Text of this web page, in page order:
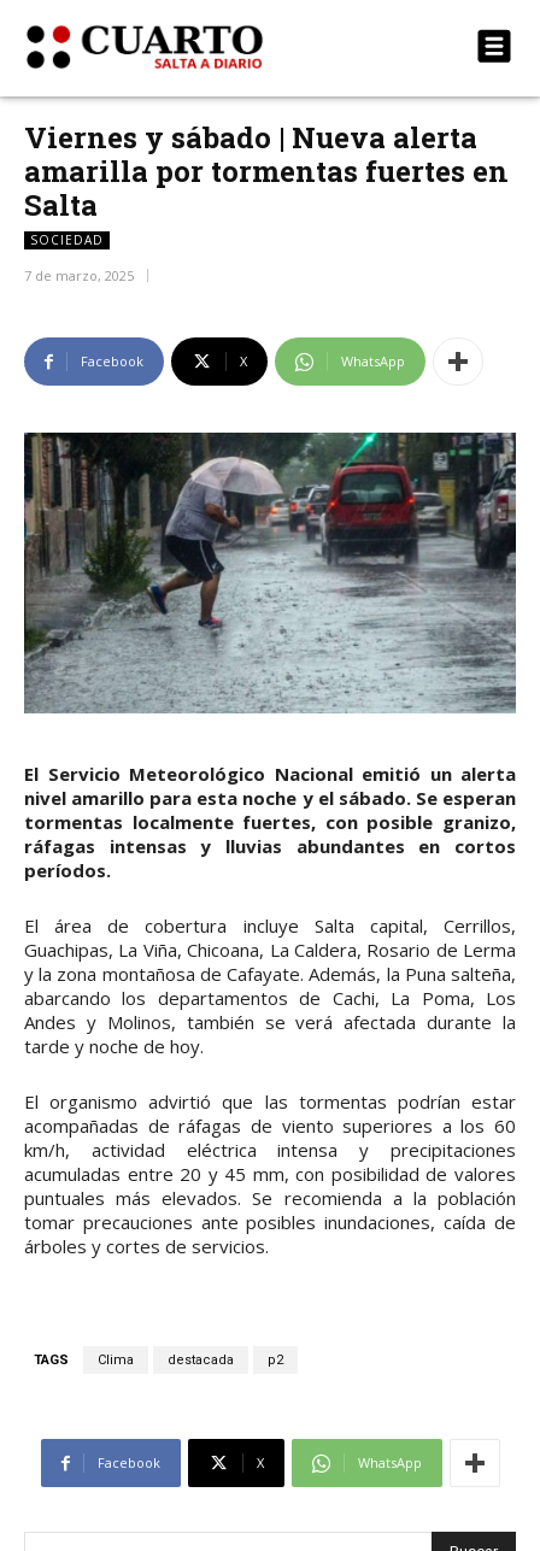
Viernes y sábado | Nueva alerta
amarilla por tormentas fuertes en
Salta
SOCIEDAD
7 de marzo, 2025
Facebook X WhatsApp
El Servicio Meteorológico Nacional emitió un alerta
nivel amarillo para esta noche y el sábado. Se esperan
tormentas localmente fuertes, con posible granizo,
ráfagas intensas y lluvias abundantes en cortos
períodos.
El área de cobertura incluye Salta capital, Cerrillos,
Guachipas, La Viña, Chicoana, La Caldera, Rosario de Lerma
y la zona montañosa de Cafayate. Además, la Puna salteña,
abarcando los departamentos de Cachi, La Poma, Los
Andes y Molinos, también se verá afectada durante la
tarde y noche de hoy.
El organismo advirtió que las tormentas podrían estar
acompañadas de ráfagas de viento superiores a los 60
km/h, actividad eléctrica intensa y precipitaciones
acumuladas entre 20 y 45 mm, con posibilidad de valores
puntuales más elevados. Se recomienda a la población
tomar precauciones ante posibles inundaciones, caída de
árboles y cortes de servicios.
TAGS Clima destacada p2
Facebook X WhatsApp